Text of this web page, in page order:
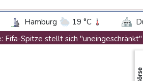
Hamburg 19 °C
20 °C Leipzig 22 °C
Bremen
Fifa-Spitze stellt sich
Schrottteil von SpaceX-
Börse